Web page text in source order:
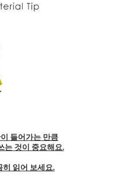
들어가는 만큼
는 것이 중요해요.
히 읽어 보세요.